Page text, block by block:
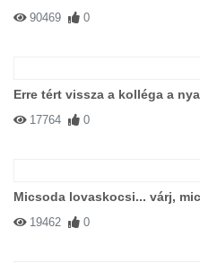
90469 0
Erre tért vissza a kolléga a
17764 0
Micsoda lovaskocsi... várj,
19462 0